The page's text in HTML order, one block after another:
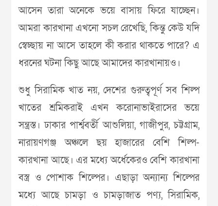
আসেন তারা অনেকে ভয়ে বাসায় ফিরে যাচ্ছেন।
আমরা কারখানা এখনো সচল রেখেছি, কিন্তু কেউ যদি
স্বেচ্ছায় না আসে তাহলে কী করার থাকতে পারে? এ
ধরনের ঘটনা কিছু আছে আমাদের কারখানায়ও।
শুধু সিরামিক খাত নয়, দেশের গুরুত্বপূর্ণ সব শিল্প
খাতের শ্রমিকরাই এখন করোনাভাইরাসের ভয়ে
সন্ত্রস্ত। ঢাকার পার্শ্ববর্তী আশুলিয়া, গাজীপুর, চট্টগ্রাম,
নারায়ণগঞ্জ অঞ্চলে ছয় হাজারের বেশি শিল্প-
কারখানা আছে। এর মধ্যে অর্ধেকেরও বেশি কারখানা
বস্ত্র ও পোশাক শিল্পের। এছাড়া অন্যান্য শিল্পের
মধ্যে আছে চামড়া ও চামড়াজাত পণ্য, সিরামিক,